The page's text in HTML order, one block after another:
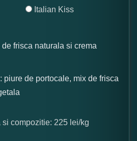
Italian Kiss
frisca naturala si crema
piure de portocale, mix de frisca
si compozitie: 225 lei/kg